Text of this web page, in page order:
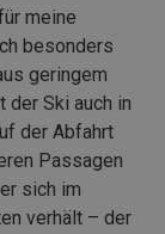
meine
besonders
geringem
der Ski auch in
der Abfahrt
Passagen
sich im
verhält – der